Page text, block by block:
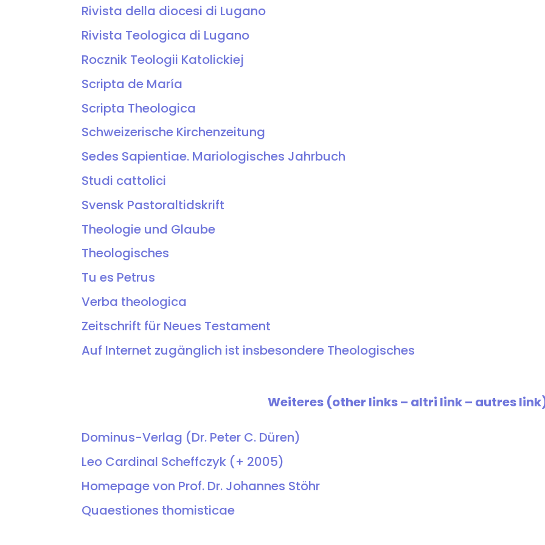
Rivista della diocesi di Lugano
Rivista Teologica di Lugano
Rocznik Teologii Katolickiej
Scripta de María
Scripta Theologica
Schweizerische Kirchenzeitung
Sedes Sapientiae. Mariologisches Jahrbuch
Studi cattolici
Svensk Pastoraltidskrift
Theologie und Glaube
Theologisches
Tu es Petrus
Verba theologica
Zeitschrift für Neues Testament
Auf Internet zugänglich ist insbesondere Theologisches
Weiteres (other links – altri link – autres
Dominus-Verlag (Dr. Peter C. Düren)
Leo Cardinal Scheffczyk (+ 2005)
Homepage von Prof. Dr. Johannes Stöhr
Quaestiones thomisticae